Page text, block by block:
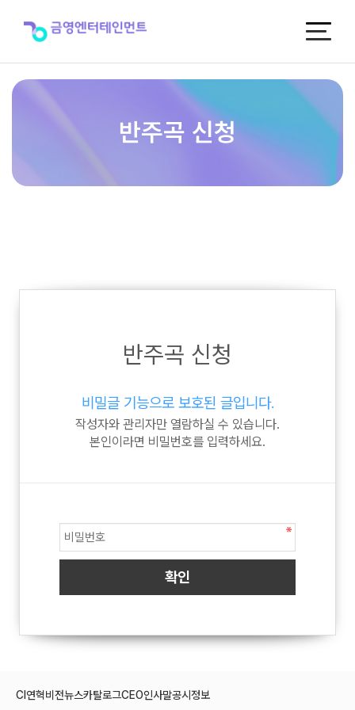
반주곡 신청
반주곡 신청
비밀글 기능으로 보호된 글입니다.
작성자와 관리자만 열람하실 수 있습니다.
본인이라면 비밀번호를 입력하세요.
CI 연혁비전뉴스카탈로그CEO인사말공시정보